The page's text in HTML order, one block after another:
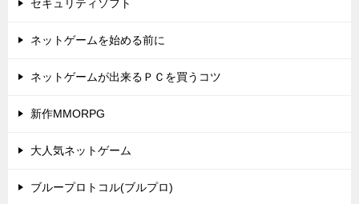
セキュリティソフト
ネットゲームを始める前に
ネットゲームが出来るＰＣを買うコツ
新作MMORPG
大人気ネットゲーム
ブループロトコル(ブルプロ)